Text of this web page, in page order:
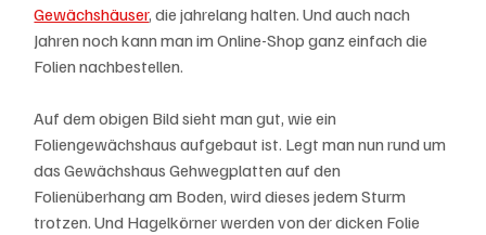
Gewächshäuser, die jahrelang halten. Und auch nach
Jahren noch kann man im Online-Shop ganz einfach die
Folien nachbestellen.
Auf dem obigen Bild sieht man gut, wie ein
Foliengewächshaus aufgebaut ist. Legt man nun rund um
das Gewächshaus Gehwegplatten auf den
Folienüberhang am Boden, wird dieses jedem Sturm
trotzen. Und Hagelkörner werden von der dicken Folie